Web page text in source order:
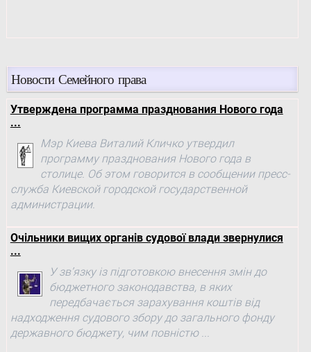
Новости Семейного права
Утверждена программа празднования Нового года
...
Мэр Киева Виталий Кличко утвердил
программу празднования Нового года в
столице. Об этом говорится в сообщении пресс-
служба Киевской городской государственной
администрации.
Очільники вищих органів судової влади звернулися
...
У зв’язку із підготовкою внесення змін до
бюджетного законодавства, в яких
передбачається зарахування коштів від
надходження судового збору до загального фонду
державного бюджету, чим повністю ...